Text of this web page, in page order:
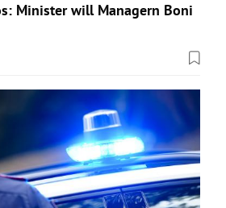
Minister will Managern Boni